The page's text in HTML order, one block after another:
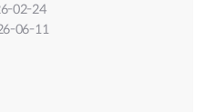
02-24
06-11